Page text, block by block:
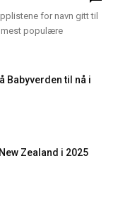
for navn gitt til
mest populære
Babyverden til nå i
Zealand i 2025